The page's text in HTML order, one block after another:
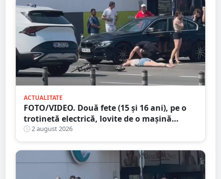
ACTUALITATE
FOTO/VIDEO. Două fete (15 și 16 ani), pe o
trotinetă electrică, lovite de o mașină
trotinetă lângă mall-ul NEPI
2 august 2026